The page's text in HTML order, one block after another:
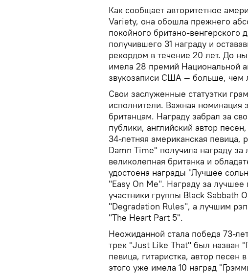
Как сообщает авторитетное
Variety, она обошла прежнего
покойного британо-венгерского
получившего 31 награду и
рекордом в течение 20 лет. До
имела 28 премий Национальной
звукозаписи США — больше, чем
Свои заслуженные статуэтки
исполнители. Важная номинация
британцам. Награду забрал за
публики, английский автор
34-летняя американская певица,
Damn Time" получила награду
великолепная британка и
удостоена награды "Лучшее
"Easy On Me". Награду за
участники группы Black
"Degradation Rules", а лучшим
"The Heart Part 5".
Неожиданной стала победа 73-
трек "Just Like That" был назван
певица, гитаристка, автор песен
этого уже имела 10 наград